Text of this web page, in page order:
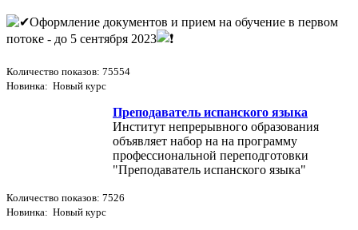
Оформление документов и прием на обучение в первом
потоке - до 5 сентября 2023
Количество показов: 75554
Новинка: Новый курс
Преподаватель испанского языка
Институт непрерывного образования
объявляет набор на на программу
профессиональной переподготовки
"Преподаватель испанского языка"
Количество показов: 7526
Новинка: Новый курс